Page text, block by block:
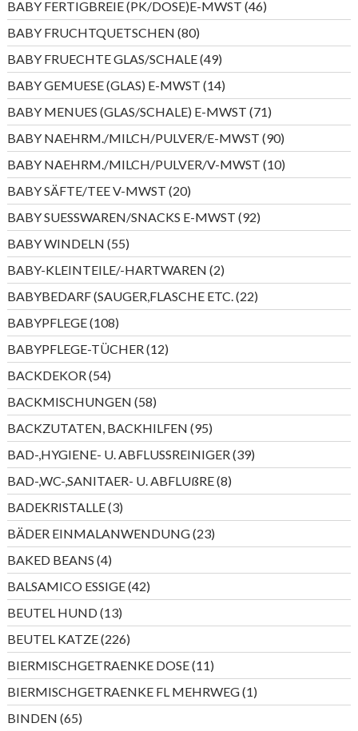
BABY FERTIGBREIE (PK/DOSE)E-MWST 4646
Produkte
BABY FRUCHTQUETSCHEN 8080
Produkte
BABY FRUECHTE GLAS/SCHALE 4949
Produkte
BABY GEMUESE (GLAS) E-MWST 1414
Produkte
BABY MENUES (GLAS/SCHALE) E-MWST 7171
Produkte
BABY NAEHRM./MILCH/PULVER/E-MWST 9090
Produkte
BABY NAEHRM./MILCH/PULVER/V-MWST 1010
Produkte
BABY SÄFTE/TEE V-MWST 2020
Produkte
BABY SUESSWAREN/SNACKS E-MWST 9292
Produkte
BABY WINDELN 5555
Produkte
BABY-KLEINTEILE/-HARTWAREN 22
Produkte
BABYBEDARF (SAUGER,FLASCHE ETC. 2222
Produkte
BABYPFLEGE 108108
Produkte
BABYPFLEGE-TÜCHER 1212
Produkte
BACKDEKOR 5454
Produkte
BACKMISCHUNGEN 5858
Produkte
BACKZUTATEN, BACKHILFEN 9595
Produkte
BAD-,HYGIENE- U. ABFLUSSREINIGER 3939
Produkte
BAD-,WC-,SANITAER- U. ABFLUßRE 88
Produkte
BADEKRISTALLE 33
Produkte
BÄDER EINMALANWENDUNG 2323
Produkte
BAKED BEANS 44
Produkte
BALSAMICO ESSIGE 4242
Produkte
BEUTEL HUND 1313
Produkte
BEUTEL KATZE 226226
Produkte
BIERMISCHGETRAENKE DOSE 1111
Produkte
BIERMISCHGETRAENKE FL MEHRWEG 11
Produkt
BINDEN 6565